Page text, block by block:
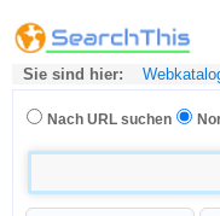
Sie sind hier:
Nach URL suchen